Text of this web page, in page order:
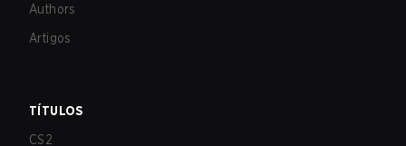
Authors
Artigos
TÍTULOS
CS2